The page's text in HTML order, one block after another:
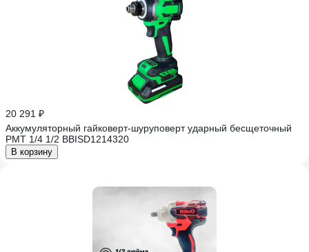
20 291 ₽
Аккумуляторный гайковерт-шуруповерт ударный бесщеточный
РМТ 1/4 1/2 BBISD1214320
В корзину